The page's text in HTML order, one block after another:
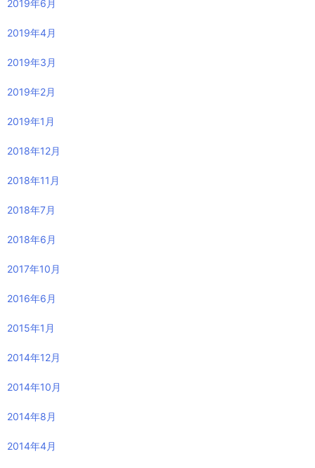
2019年6月
2019年4月
2019年3月
2019年2月
2019年1月
2018年12月
2018年11月
2018年7月
2018年6月
2017年10月
2016年6月
2015年1月
2014年12月
2014年10月
2014年8月
2014年4月